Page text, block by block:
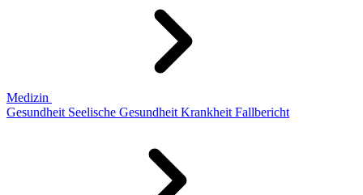
Medizin
Gesundheit Seelische Gesundheit Krankheit Fallbericht